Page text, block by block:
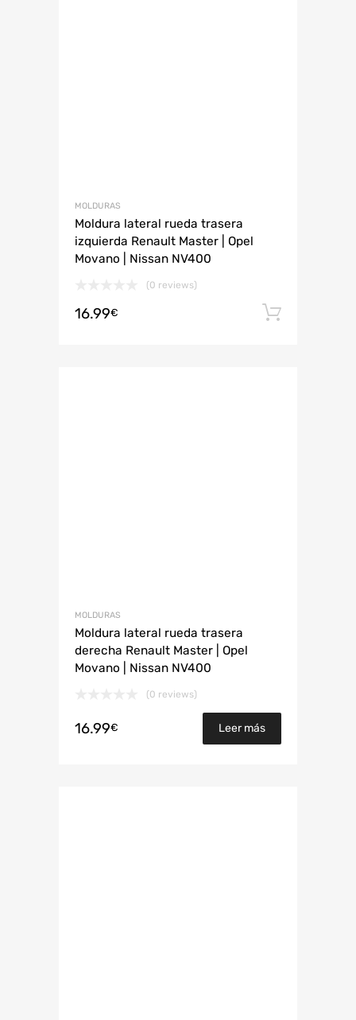
MOLDURAS
Moldura lateral rueda trasera
izquierda Renault Master | Opel
Movano | Nissan NV400
(0 reviews)
16.99€
MOLDURAS
Moldura lateral rueda trasera
derecha Renault Master | Opel
Movano | Nissan NV400
(0 reviews)
16.99€ Leer más